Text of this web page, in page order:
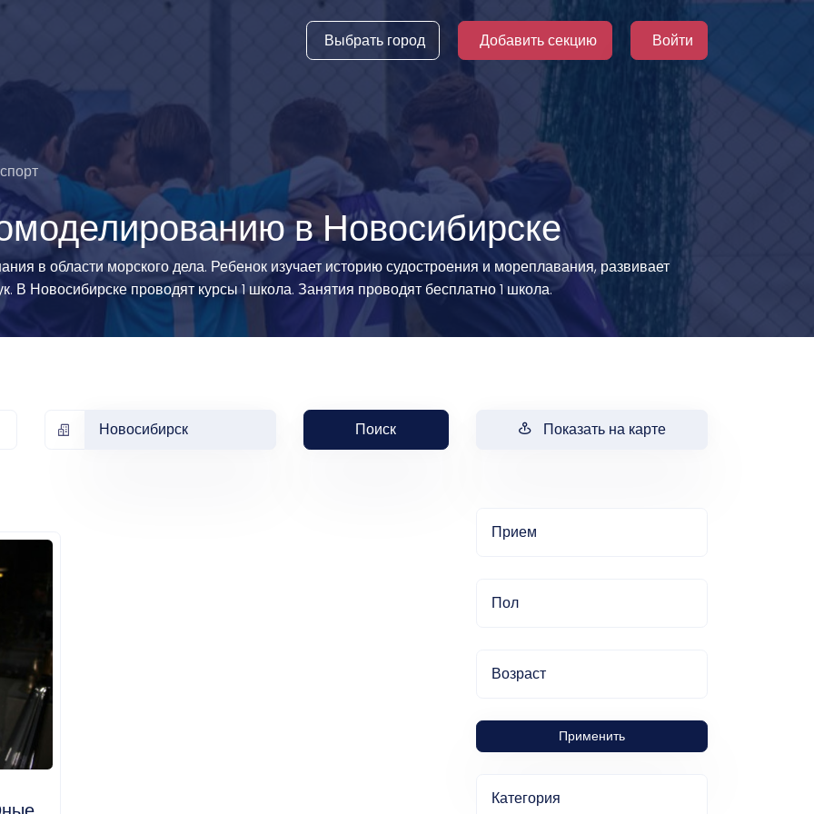
виды
спорт
спорта
Выбрать город Добавить секцию Войти
в Новосибирске
в области морского дела. Ребенок изучает историю судостроения и мореплавания, развивает
В Новосибирске проводят курсы 1 школа. Занятия проводят бесплатно 1 школа.
Новосибирск Поиск Показать на карте
Прием
Пол
Возраст
Применить
Категория